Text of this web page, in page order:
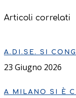
Articoli correlati
A.DI.SE. SI
23 Giugno 2026
A MILANO SI È